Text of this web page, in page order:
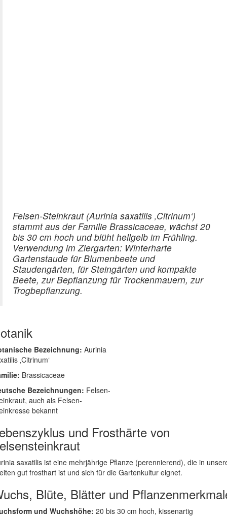
Felsen-Steinkraut (Aurinia saxatilis ‚Citrinum‘)
stammt aus der Familie Brassicaceae, wächst 20
bis 30 cm hoch und blüht hellgelb im Frühling.
Verwendung im Ziergarten: Winterharte
Gartenstaude für Blumenbeete und
Staudengärten, für Steingärten und kompakte
Beete, zur Bepflanzung für Trockenmauern, zur
Trogbepflanzung.
Bezeichnung: Aurinia
‚Citrinum‘
Brassicaceae
Bezeichnungen: Felsen-
auch als Felsen-
bekannt
und Frosthärte von
saxatilis ist eine mehrjährige Pflanze (perennierend), die in
gut frosthart ist und sich für die Gartenkultur eignet.
Blüte, Blätter und
und Wuchshöhe: 20 bis 30 cm hoch, kissenartig